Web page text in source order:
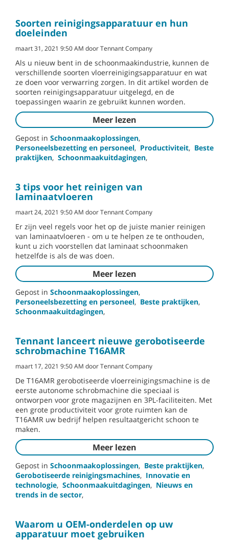
Soorten reinigingsapparatuur en hun
doeleinden
maart 31, 2021 9:50 AM door Tennant Company
Als u nieuw bent in de schoonmaakindustrie, kunnen de
verschillende soorten vloerreinigingsapparatuur en wat
ze doen voor verwarring zorgen. In dit artikel worden de
soorten reinigingsapparatuur uitgelegd, en de
toepassingen waarin ze gebruikt kunnen worden.
Meer lezen
Gepost in Schoonmaakoplossingen,
Personeelsbezetting en personeel, Productiviteit, Beste
praktijken, Schoonmaakuitdagingen,
3 tips voor het reinigen van
laminaatvloeren
maart 24, 2021 9:50 AM door Tennant Company
Er zijn veel regels voor het op de juiste manier reinigen
van laminaatvloeren - om u te helpen ze te onthouden,
kunt u zich voorstellen dat laminaat schoonmaken
hetzelfde is als de was doen.
Meer lezen
Gepost in Schoonmaakoplossingen,
Personeelsbezetting en personeel, Beste praktijken,
Schoonmaakuitdagingen,
Tennant lanceert nieuwe gerobotiseerde
schrobmachine T16AMR
maart 17, 2021 9:50 AM door Tennant Company
De T16AMR gerobotiseerde vloerreinigingsmachine is de
eerste autonome schrobmachine die speciaal is
ontworpen voor grote magazijnen en 3PL-faciliteiten. Met
een grote productiviteit voor grote ruimten kan de
T16AMR uw bedrijf helpen resultaatgericht schoon te
maken.
Meer lezen
Gepost in Schoonmaakoplossingen, Beste praktijken,
Gerobotiseerde reinigingsmachines, Innovatie en
technologie, Schoonmaakuitdagingen, Nieuws en
trends in de sector,
Waarom u OEM-onderdelen op uw
apparatuur moet gebruiken